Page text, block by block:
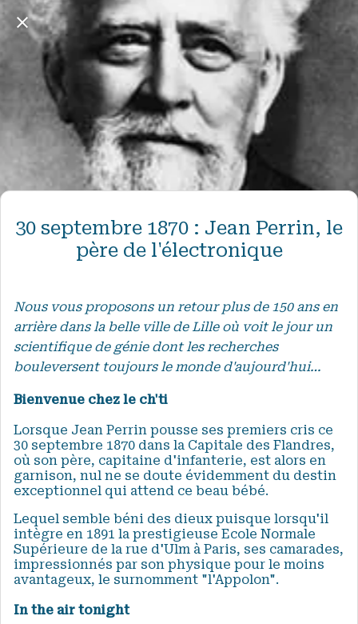
30 septembre 1870 : Jean Perrin, le
père de l'électronique
Nous vous proposons un retour plus de 150 ans en
arrière dans la belle ville de Lille où voit le jour un
scientifique de génie dont les recherches
bouleversent toujours le monde d'aujourd'hui…
Bienvenue chez le ch'ti
Lorsque Jean Perrin pousse ses premiers cris ce
30 septembre 1870 dans la Capitale des Flandres,
où son père, capitaine d'infanterie, est alors en
garnison, nul ne se doute évidemment du destin
exceptionnel qui attend ce beau bébé.
Lequel semble béni des dieux puisque lorsqu'il
intègre en 1891 la prestigieuse Ecole Normale
Supérieure de la rue d'Ulm à Paris, ses camarades,
impressionnés par son physique pour le moins
avantageux, le surnomment "l'Appolon".
In the air tonight